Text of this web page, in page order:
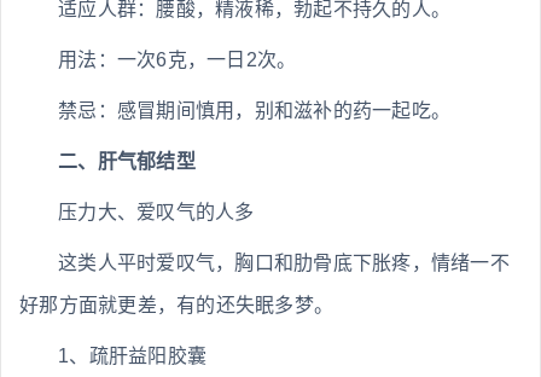
适应人群：腰酸，精液稀，勃起不持久的人。
用法：一次6克，一日2次。
禁忌：感冒期间慎用，别和滋补的药一起吃。
二、肝气郁结型
压力大、爱叹气的人多
这类人平时爱叹气，胸口和肋骨底下胀疼，情绪一不
好那方面就更差，有的还失眠多梦。
1、疏肝益阳胶囊